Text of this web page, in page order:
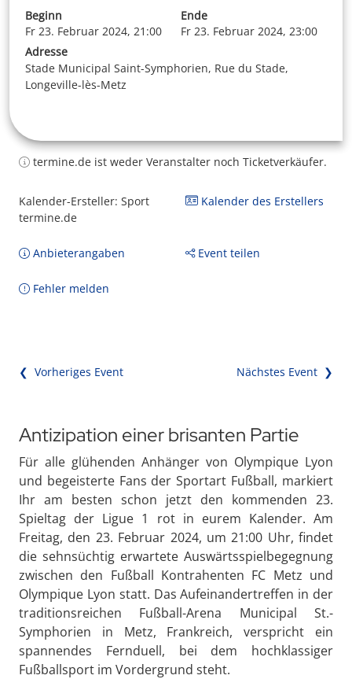
Beginn
Fr 23. Februar 2024, 21:00
Ende
Fr 23. Februar 2024, 23:00
Adresse
Stade Municipal Saint-Symphorien, Rue du Stade,
Longeville-lès-Metz
termine.de ist weder Veranstalter noch Ticketverkäufer.
Kalender-Ersteller: Sport
termine.de
Kalender des Erstellers
Anbieterangaben Event teilen
Fehler melden
❮ Vorheriges Event Nächstes Event ❯
Antizipation einer brisanten Partie
Für alle glühenden Anhänger von Olympique Lyon
und begeisterte Fans der Sportart Fußball, markiert
Ihr am besten schon jetzt den kommenden 23.
Spieltag der Ligue 1 rot in eurem Kalender. Am
Freitag, den 23. Februar 2024, um 21:00 Uhr, findet
die sehnsüchtig erwartete Auswärtsspielbegegnung
zwischen den Fußball Kontrahenten FC Metz und
Olympique Lyon statt. Das Aufeinandertreffen in der
traditionsreichen Fußball-Arena Municipal St.-
Symphorien in Metz, Frankreich, verspricht ein
spannendes Fernduell, bei dem hochklassiger
Fußballsport im Vordergrund steht.